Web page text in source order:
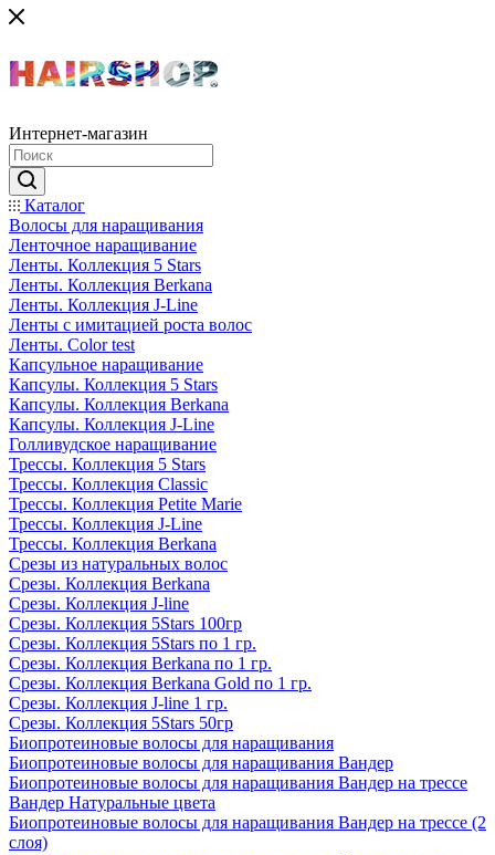
Интернет-магазин
Каталог
Волосы для наращивания
Ленточное наращивание
Ленты. Коллекция 5 Stars
Ленты. Коллекция Berkana
Ленты. Коллекция J-Line
Ленты с имитацией роста волос
Ленты. Color test
Капсульное наращивание
Капсулы. Коллекция 5 Stars
Капсулы. Коллекция Berkana
Капсулы. Коллекция J-Line
Голливудское наращивание
Трессы. Коллекция 5 Stars
Трессы. Коллекция Classic
Трессы. Коллекция Petite Marie
Трессы. Коллекция J-Line
Трессы. Коллекция Berkana
Срезы из натуральных волос
Срезы. Коллекция Berkana
Срезы. Коллекция J-line
Срезы. Коллекция 5Stars 100гр
Срезы. Коллекция 5Stars по 1 гр.
Срезы. Коллекция Berkana по 1 гр.
Срезы. Коллекция Berkana Gold по 1 гр.
Срезы. Коллекция J-line 1 гр.
Срезы. Коллекция 5Stars 50гр
Биопротеиновые волосы для наращивания
Биопротеиновые волосы для наращивания Вандер
Биопротеиновые волосы для наращивания Вандер на трессе
Вандер Натуральные цвета
Биопротеиновые волосы для наращивания Вандер на трессе (2
слоя)